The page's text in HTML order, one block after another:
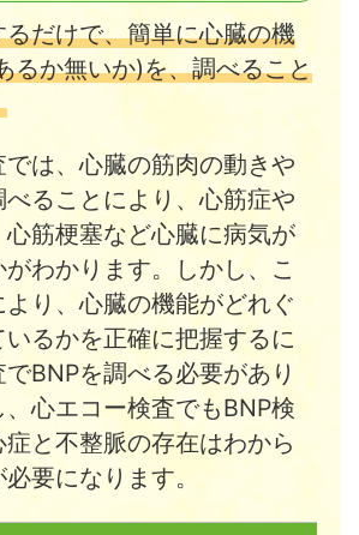
だけで、簡単に心臓の機
るか無いか)を、調べること
は、心臓の筋肉の動きや
ることにより、心筋症や
筋梗塞など心臓に病気が
わかります。しかし、こ
り、心臓の機能がどれぐ
いるかを正確に把握するに
BNPを調べる必要があり
、心エコー検査でもBNP検
と不整脈の存在はわから
要になります。